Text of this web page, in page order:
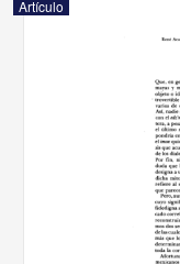
Artículo